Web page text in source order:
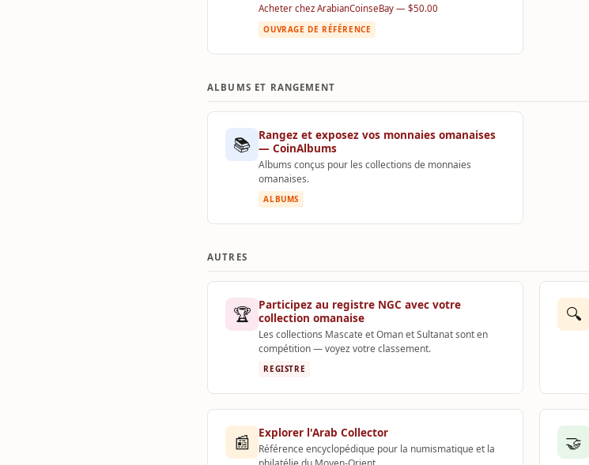
Acheter chez ArabianCoinseBay — $50.00
OUVRAGE DE RÉFÉRENCE
ALBUMS ET RANGEMENT
📚 Rangez et exposez vos monnaies omanaises
— CoinAlbums
Albums conçus pour les collections de monnaies
omanaises.
ALBUMS
AUTRES
🏆 Participez au registre NGC avec votre
collection omanaise
Les collections Mascate et Oman et Sultanat sont en
compétition — voyez votre classement.
REGISTRE
🔍
📰 Explorer l'Arab Collector
Référence encyclopédique pour la numismatique et la
🤝